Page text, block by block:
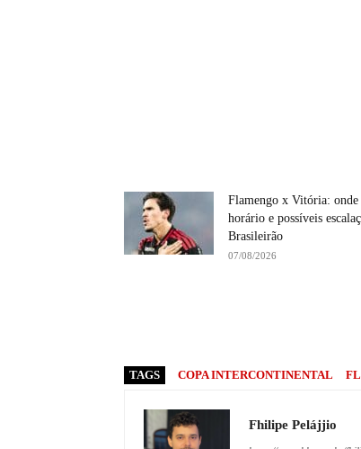
Flamengo x Vitória: onde
horário e possíveis
Brasileirão
07/08/2026
TAGS COPA INTERCONTINENTAL
Fhilipe Pelájjio